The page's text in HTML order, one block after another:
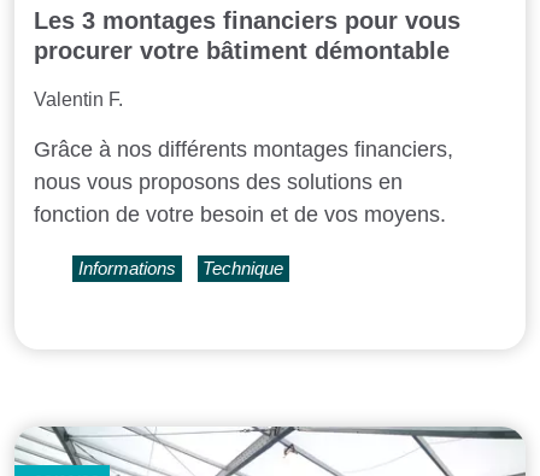
Les 3 montages financiers pour vous
procurer votre bâtiment démontable
Valentin F.
Grâce à nos différents montages financiers,
nous vous proposons des solutions en
fonction de votre besoin et de vos moyens.
Informations Technique